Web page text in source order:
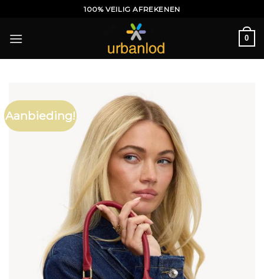
inhoud
100% VEILIG AFREKENEN
0
Aanbieding!